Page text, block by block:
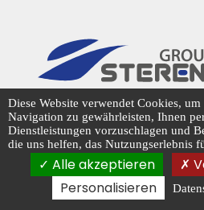
CENTRADIS © 2026
Cookie-Management
Diese Website verwendet Cookies,
Navigation zu gewährleisten, Ihnen
Dienstleistungen vorzuschlagen und
die uns helfen, das Nutzungserlebnis
Alle akzeptieren
Personalisieren